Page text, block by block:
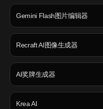
Gemini Flash图片编辑器
Recraft AI图像生成器
AI奖牌生成器
Krea AI